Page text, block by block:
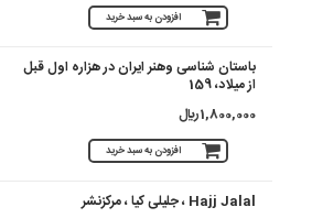
افزودن به سبد خرید
باستان شناسی وهنر ایران در هزاره اول قبل
از میلاد، 159
1,800,000 ريال
افزودن به سبد خرید
Hajj Jalal ، جلیلی کیا ، مرکزنشر